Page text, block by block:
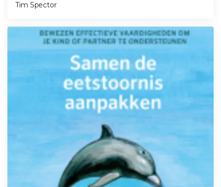
Tim Spector